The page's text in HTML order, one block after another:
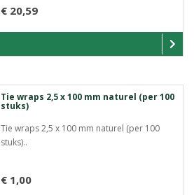
€ 20,59
Tie wraps 2,5 x 100 mm naturel (per 100
stuks)
Tie wraps 2,5 x 100 mm naturel (per 100
stuks)..
€ 1,00